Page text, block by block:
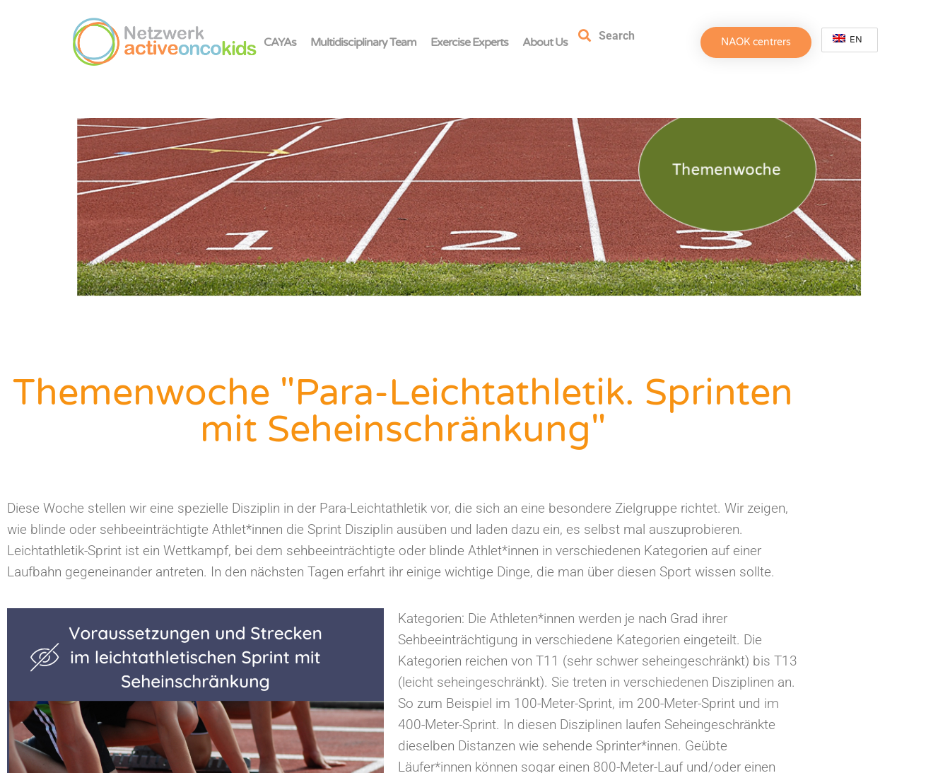
CAYAs Multidisciplinary Team Exercise Experts About Us Search NAOK centrers EN
Themenwoche "Para-Leichtathletik. Sprinten
mit Seheinschränkung"
Diese Woche stellen wir eine spezielle Disziplin in der Para-Leichtathletik vor, die sich an eine besondere Zielgruppe richtet. Wir zeigen,
wie blinde oder sehbeeinträchtigte Athlet*innen die Sprint Disziplin ausüben und laden dazu ein, es selbst mal auszuprobieren.
Leichtathletik-Sprint ist ein Wettkampf, bei dem sehbeeinträchtigte oder blinde Athlet*innen in verschiedenen Kategorien auf einer
Laufbahn gegeneinander antreten. In den nächsten Tagen erfahrt ihr einige wichtige Dinge, die man über diesen Sport wissen sollte.
Kategorien: Die Athleten*innen werden je nach Grad ihrer
Sehbeeinträchtigung in verschiedene Kategorien eingeteilt. Die
Kategorien reichen von T11 (sehr schwer seheingeschränkt) bis T13
(leicht seheingeschränkt). Sie treten in verschiedenen Disziplinen an.
So zum Beispiel im 100-Meter-Sprint, im 200-Meter-Sprint und im
400-Meter-Sprint. In diesen Disziplinen laufen Seheingeschränkte
dieselben Distanzen wie sehende Sprinter*innen. Geübte
Läufer*innen können sogar einen 800-Meter-Lauf und/oder einen